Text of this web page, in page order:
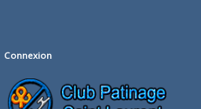
Connexion